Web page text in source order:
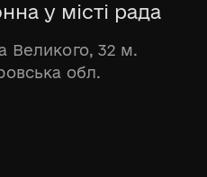
у місті рада
Великого, 32 м.
обл.